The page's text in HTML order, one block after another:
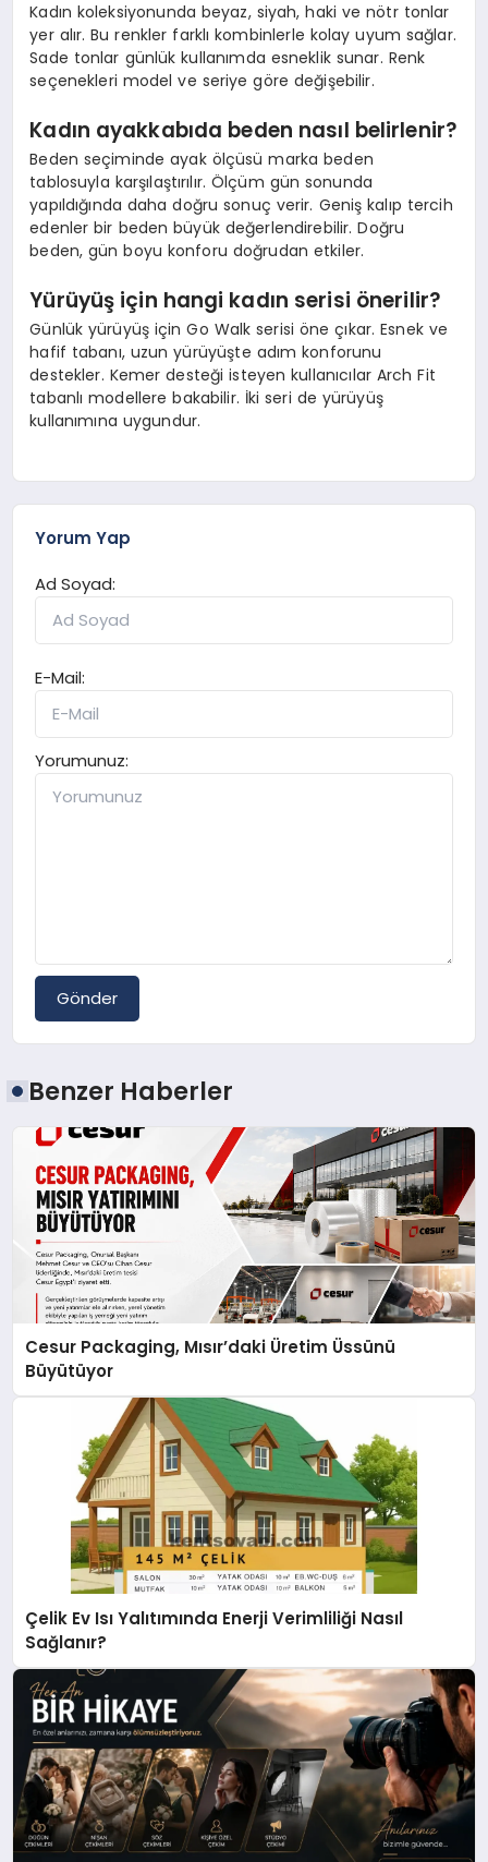
Kadın koleksiyonunda beyaz, siyah, haki ve nötr tonlar
yer alır. Bu renkler farklı kombinlerle kolay uyum sağlar.
Sade tonlar günlük kullanımda esneklik sunar. Renk
seçenekleri model ve seriye göre değişebilir.
Kadın ayakkabıda beden nasıl belirlenir?
Beden seçiminde ayak ölçüsü marka beden
tablosuyla karşılaştırılır. Ölçüm gün sonunda
yapıldığında daha doğru sonuç verir. Geniş kalıp tercih
edenler bir beden büyük değerlendirebilir. Doğru
beden, gün boyu konforu doğrudan etkiler.
Yürüyüş için hangi kadın serisi önerilir?
Günlük yürüyüş için Go Walk serisi öne çıkar. Esnek ve
hafif tabanı, uzun yürüyüşte adım konforunu
destekler. Kemer desteği isteyen kullanıcılar Arch Fit
tabanlı modellere bakabilir. İki seri de yürüyüş
kullanımına uygundur.
Yorum Yap
Ad Soyad:
E-Mail:
Yorumunuz:
Gönder
Benzer Haberler
Cesur Packaging, Mısır’daki Üretim Üssünü
Büyütüyor
Çelik Ev Isı Yalıtımında Enerji Verimliliği Nasıl
Sağlanır?